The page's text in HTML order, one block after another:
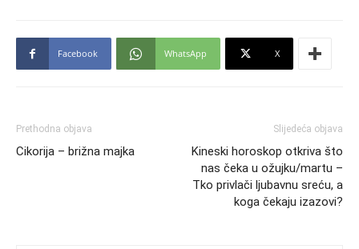
Facebook WhatsApp X
Prethodna objava
Cikorija – brižna majka
Slijedeća objava
Kineski horoskop otkriva što
nas čeka u ožujku/martu –
Tko privlači ljubavnu sreću, a
koga čekaju izazovi?